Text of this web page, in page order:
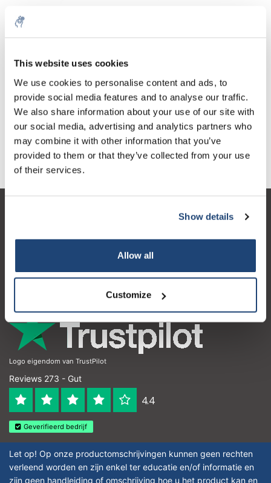
This website uses cookies
We use cookies to personalise content and ads, to
provide social media features and to analyse our traffic.
We also share information about your use of our site with
our social media, advertising and analytics partners who
may combine it with other information that you’ve
provided to them or that they’ve collected from your use
of their services.
Show details
Allow all
Customize
1 Stück exkl. MwSt.
€115,20
Inkl. MwSt.
Zum Warenkorb hinzufügen
Informationen
Mein Konto
Logo eigendom van TrustPilot
Reviews 273 - Gut
4.4
Geverifieerd bedrijf
Let op! Op onze productomschrijvingen kunnen geen rechten
verleend worden en zijn enkel ter educatie en/of informatie en
zijn geen handleiding of omschrijving hoe u het product kan en